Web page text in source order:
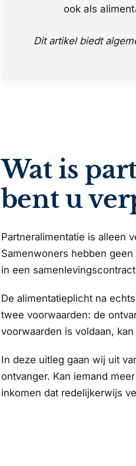
ook als
Dit artikel biedt
Wat is
bent u
Partneralimentatie is alleen
Samenwoners hebben
in een
De alimentatieplicht na
twee voorwaarden: de
voorwaarden is voldaan,
In deze uitleg gaan wij uit
ontvanger. Kan iemand
inkomen dat redelijkerwijs